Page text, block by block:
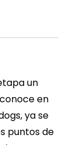
un
en
ya se
puntos de